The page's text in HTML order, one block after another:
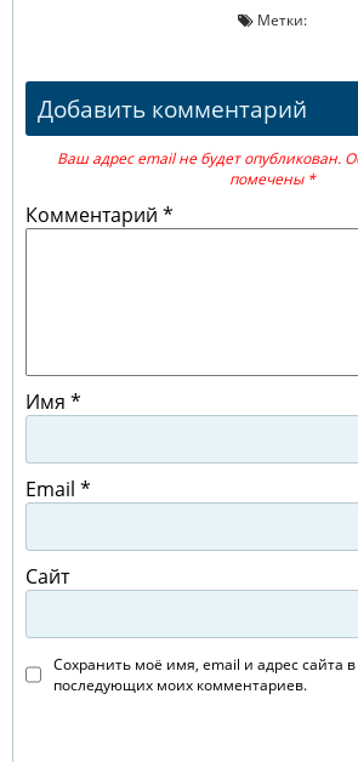
Метки:
Добавить комментарий
Ваш адрес email не будет опубликован.
помечены *
Комментарий *
Имя *
Email *
Сайт
Сохранить моё имя, email и адрес сайта в
последующих моих комментариев.